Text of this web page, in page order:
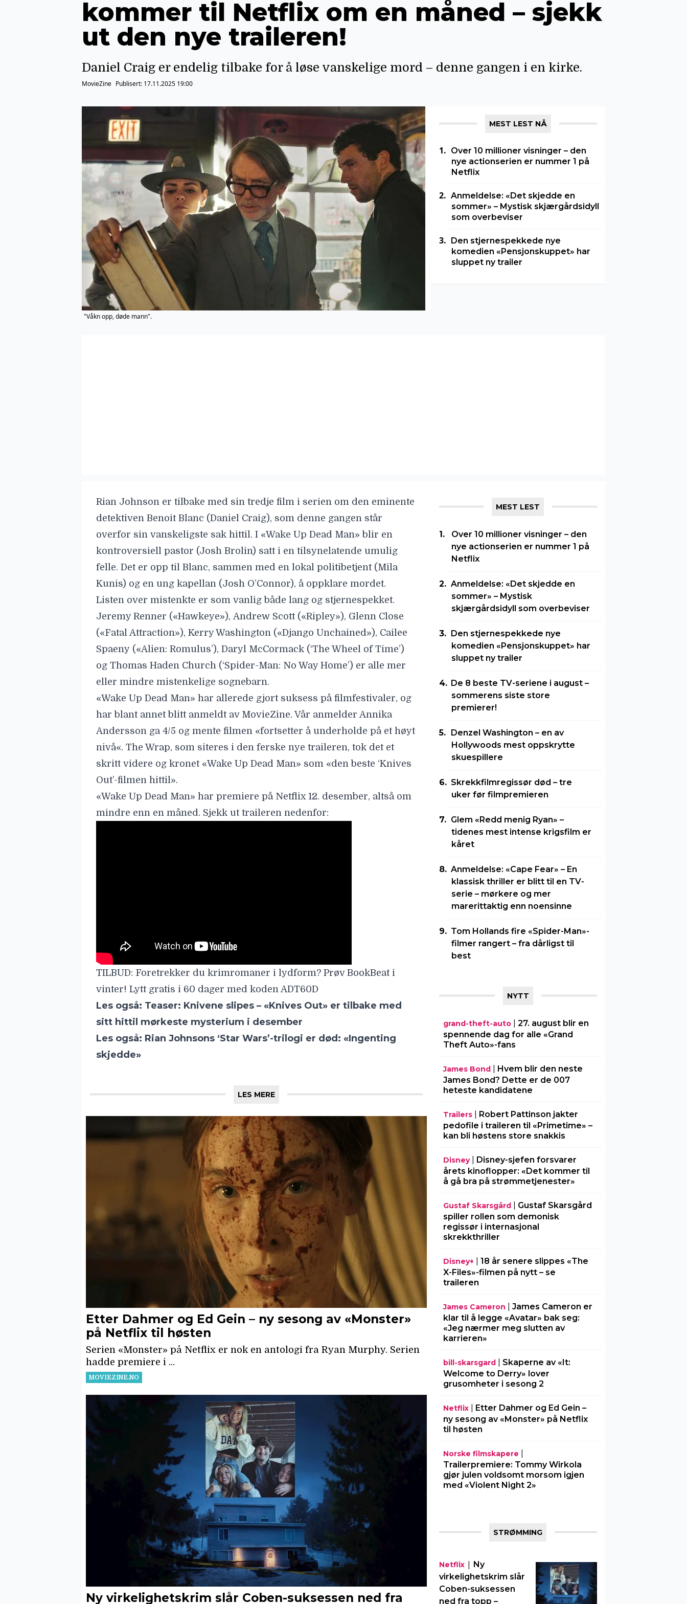
kommer til Netflix om en måned – sjekk
ut den nye traileren!
Daniel Craig er endelig tilbake for å løse vanskelige mord – denne gangen i en kirke.
MovieZine Publisert: 17.11.2025 19:00
"Våkn opp, døde mann".
MEST LEST NÅ
Over 10 millioner visninger – den
nye actionserien er nummer 1 på
Netflix
Anmeldelse: «Det skjedde en
sommer» – Mystisk skjærgårdsidyll
som overbeviser
Den stjernespekkede nye
komedien «Pensjonskuppet» har
sluppet ny trailer
Rian Johnson er tilbake med sin tredje film i serien om den eminente
detektiven Benoit Blanc (Daniel Craig), som denne gangen står
overfor sin vanskeligste sak hittil. I «Wake Up Dead Man» blir en
kontroversiell pastor (Josh Brolin) satt i en tilsynelatende umulig
felle. Det er opp til Blanc, sammen med en lokal politibetjent (Mila
Kunis) og en ung kapellan (Josh O’Connor), å oppklare mordet.
Listen over mistenkte er som vanlig både lang og stjernespekket.
Jeremy Renner («Hawkeye»), Andrew Scott(«Ripley»), Glenn Close
(«Fatal Attraction»), Kerry Washington («Django Unchained»), Cailee
Spaeny («Alien: Romulus’), Daryl McCormack (‘The Wheel of Time’)
og Thomas Haden Church (‘Spider-Man: No Way Home’) er alle mer
eller mindre mistenkelige sognebarn.
«Wake Up Dead Man» har allerede gjort suksess på filmfestivaler, og
har blant annet blitt anmeldt av MovieZine. Vår anmelder Annika
Andersson ga 4/5 og mente filmen «fortsetter å underholde på et høyt
nivå«. The Wrap, som siteres i den ferske nye traileren, tok det et
skritt videre og kronet «Wake Up Dead Man» som «den beste ‘Knives
Out’-filmen hittil».
«Wake Up Dead Man» har premiere på Netflix 12. desember, altså om
mindre enn en måned. Sjekk ut traileren nedenfor:
TILBUD: Foretrekker du krimromaner i lydform? Prøv BookBeat i
vinter! Lytt gratis i 60 dager med koden ADT60D
Les også: Teaser: Knivene slipes – «Knives Out» er tilbake med
sitt hittil mørkeste mysterium i desember
Les også: Rian Johnsons ‘Star Wars’-trilogi er død: «Ingenting
skjedde»
LES MERE
MEST LEST
Over 10 millioner visninger – den
nye actionserien er nummer 1 på
Netflix
Anmeldelse: «Det skjedde en
sommer» – Mystisk
skjærgårdsidyll som overbeviser
Den stjernespekkede nye
komedien «Pensjonskuppet» har
sluppet ny trailer
De 8 beste TV-seriene i august –
sommerens siste store
premierer!
Denzel Washington – en av
Hollywoods mest oppskrytte
skuespillere
Skrekkfilmregissør død – tre
uker før filmpremieren
Glem «Redd menig Ryan» –
tidenes mest intense krigsfilm er
kåret
Anmeldelse: «Cape Fear» – En
klassisk thriller er blitt til en TV-
serie – mørkere og mer
marerittaktig enn noensinne
Tom Hollands fire «Spider-Man»-
filmer rangert – fra dårligst til
best
NYTT
grand-theft-auto| 27. august blir en
spennende dag for alle «Grand
Theft Auto»-fans
James Bond| Hvem blir den neste
James Bond? Dette er de 007
heteste kandidatene
Trailers| Robert Pattinson jakter
pedofile i traileren til «Primetime» –
kan bli høstens store snakkis
Disney| Disney-sjefen forsvarer
årets kinoflopper: «Det kommer til
å gå bra på strømmetjenester»
Gustaf Skarsgård| Gustaf Skarsgård
spiller rollen som demonisk
regissør i internasjonal
skrekkthriller
Disney+
18 år senere slippes «The
X-Files»-filmen på nytt – se
traileren
James Cameron
James Cameron er
klar til å legge «Avatar» bak seg:
«Jeg nærmer meg slutten av
karrieren»
bill-skarsgard| Skaperne av «It:
Welcome to Derry» lover
grusomheter i sesong 2
Netflix| Etter Dahmer og Ed Gein –
ny sesong av «Monster» på Netflix
til høsten
Norske filmskapere
Trailerpremiere: Tommy Wirkola
gjør julen voldsomt morsom igjen
med «Violent Night 2»
STRØMMING
Netflix| Ny
virkelighetskrim slår
Coben-suksessen
ned fra topp –